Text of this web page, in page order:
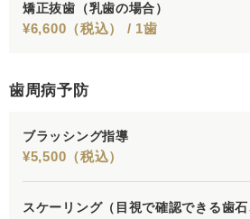
矯正抜歯（乳歯の場合）
¥6,600（税込） / 1歯
歯周病予防
ブラッシング指導
¥5,500（税込）
スケーリング（目視で確認できる歯石